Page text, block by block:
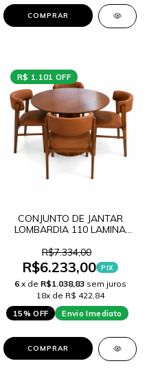
COMPRAR
R$ 1.101 OFF
CONJUNTO DE JANTAR
LOMBARDIA 110 LAMINA
ANA IMBUIA TEC MS186
R$7.334,00
R$6.233,00 PIX
6 x de R$1.038,83 sem juros
18x de R$ 422,84
15% OFF
Envio Imediato
COMPRAR